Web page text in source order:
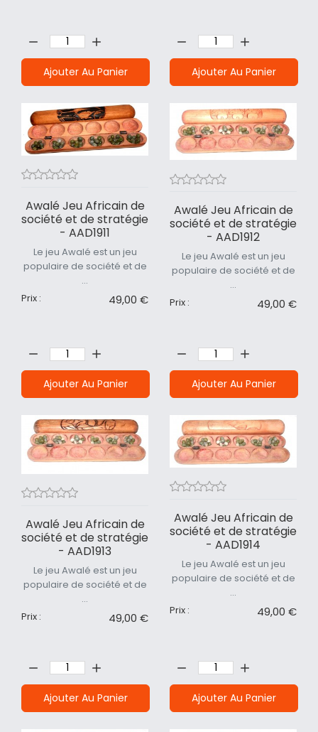
Ajouter Au Panier Ajouter Au Panier
Awalé Jeu Africain de
société et de stratégie
- AAD1911
Le jeu Awalé est un jeu
populaire de société et de
...
Prix :
49,00 €
Ajouter Au Panier
Awalé Jeu Africain de
société et de stratégie
- AAD1912
Le jeu Awalé est un jeu
populaire de société et de
...
Prix :
49,00 €
Ajouter Au Panier
Awalé Jeu Africain de
société et de stratégie
- AAD1913
Le jeu Awalé est un jeu
populaire de société et de
...
Prix :
49,00 €
Ajouter Au Panier
Awalé Jeu Africain de
société et de stratégie
- AAD1914
Le jeu Awalé est un jeu
populaire de société et de
...
Prix :
49,00 €
Ajouter Au Panier